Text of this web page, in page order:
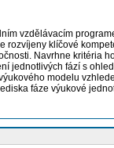
vzdělávacím
rozvíjeny klíčové
Navrhne kritéria
jednotlivých fází s
modelu
fáze výukové